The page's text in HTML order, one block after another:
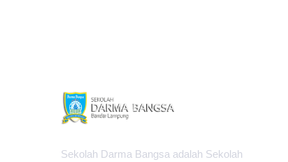
Sekolah Darma Bangsa adalah Sekolah